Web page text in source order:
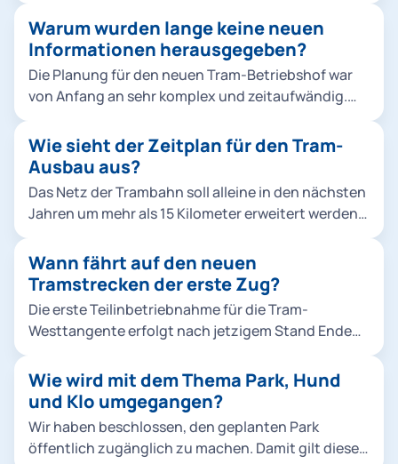
wichtig.
durch die Regierung von Oberbayern zeigen.
Warum wurden lange keine neuen
Informationen herausgegeben?
Die Planung für den neuen Tram-Betriebshof war
von Anfang an sehr komplex und zeitaufwändig.
Rahmenbedingungen neu begonnen werden. In
der ersten Planung zwischen 2015 und 2018 haben
durchgeführt. Zur aktuellen dritten Phase haben
wir regelmäßig gegenüber dem zuständigen
gerade im Falle von Umplanungen. Eine detaillierte
Unterrichtung der Anwohnenden sowie der
Öffentlichkeit war aus unserer Sicht erst bei einer
belastbaren Planungsreife sinnvoll, die mittlerweile
Wie sieht der Zeitplan für den Tram-
Ausbau aus?
Das Netz der Trambahn soll alleine in den nächsten
Jahren um mehr als 15 Kilometer erweitert werden.
Stadtteile und die bestehenden ÖPNV-Strecken
noch besser vernetzen und dazu beitragen, dass
die U-Bahn in der Innenstadt entlastet wird: Die
Tram-Westtangente verbindet fünf Stadtteile im
Münchner Westen. Sie vernetzt drei U-Bahnlinien
Bahnlinien am Bahnhof Laim in Nord-Süd-
Richtung. Wir planen, die neue Tramstrecke ab
2025 abschnittsweise in Betrieb zu nehmen. Die
Tram Münchner Norden, eine geplante
Wann fährt auf den neuen
Tramstrecken der erste Zug?
Die erste Teilinbetriebnahme für die Tram-
Westtangente erfolgt nach jetzigem Stand Ende
Wie wird mit dem Thema Park, Hund
und Klo umgegangen?
Wir haben beschlossen, den geplanten Park
öffentlich zugänglich zu machen. Damit gilt dieser